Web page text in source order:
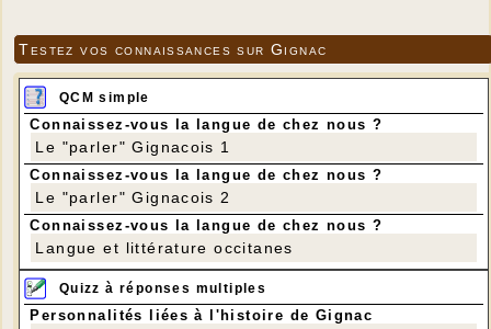
répertoires divers (berry, béarnais, basque, breton, etc...).
Le but est la transmission et le partage de danses apprises au
cours de bals, ateliers ou stages.
Cet atelier est ouvert aux débutants et non-débutants ainsi qu'aux
initiés qui souhaiteraient partager leurs connaissances en danse
Trad'.
Animé par Dominique PLUVINAGE
Testez vos connaissances sur Gignac
QCM simple
Connaissez-vous la langue de chez nous ?
Le "parler" Gignacois 1
Connaissez-vous la langue de chez nous ?
Le "parler" Gignacois 2
Connaissez-vous la langue de chez nous ?
Langue et littérature occitanes
Quizz à réponses multiples
Personnalités liées à l'histoire de Gignac